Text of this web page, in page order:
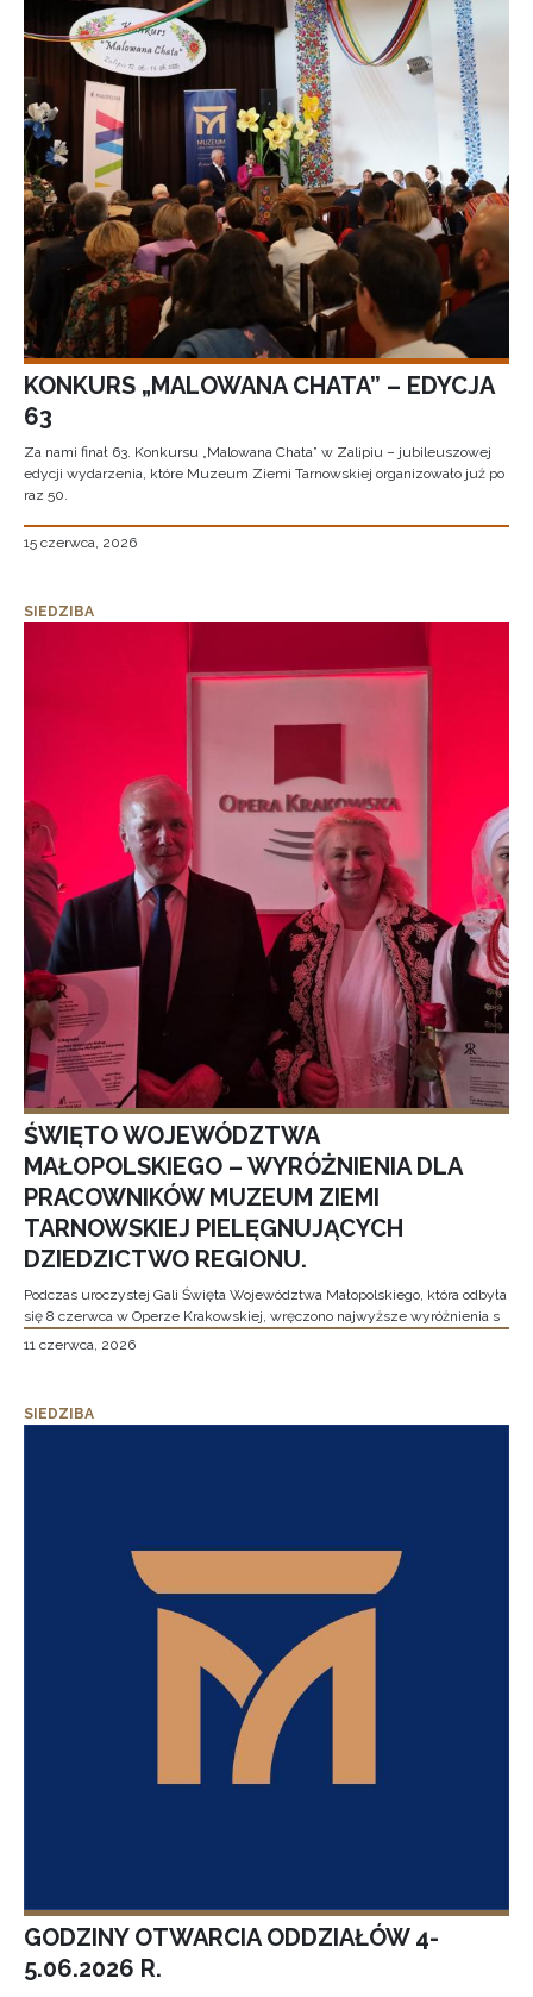
KONKURS „MALOWANA CHATA” – EDYCJA
63
Za nami finał 63. Konkursu „Malowana Chata” w Zalipiu – jubileuszowej
edycji wydarzenia, które Muzeum Ziemi Tarnowskiej organizowało już po
raz 50.
15 czerwca, 2026
SIEDZIBA
ŚWIĘTO WOJEWÓDZTWA
MAŁOPOLSKIEGO – WYRÓŻNIENIA DLA
PRACOWNIKÓW MUZEUM ZIEMI
TARNOWSKIEJ PIELĘGNUJĄCYCH
DZIEDZICTWO REGIONU.
Podczas uroczystej Gali Święta Województwa Małopolskiego, która odbyła
się 8 czerwca w Operze Krakowskiej, wręczono najwyższe wyróżnienia s
11 czerwca, 2026
SIEDZIBA
GODZINY OTWARCIA ODDZIAŁÓW 4-
5.06.2026 R.